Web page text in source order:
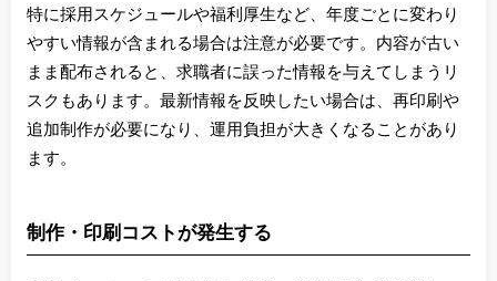
特に採用スケジュールや福利厚生など、年度ごとに変わり
やすい情報が含まれる場合は注意が必要です。内容が古い
まま配布されると、求職者に誤った情報を与えてしまうリ
スクもあります。最新情報を反映したい場合は、再印刷や
追加制作が必要になり、運用負担が大きくなることがあり
ます。
制作・印刷コストが発生する